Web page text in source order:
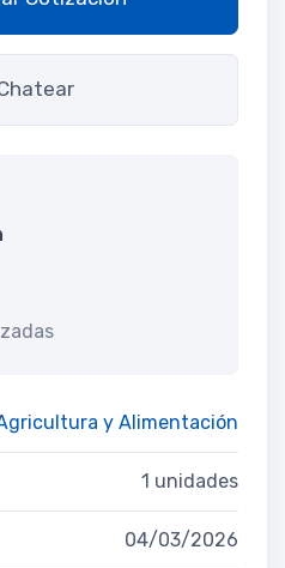
y Alimentación
1 unidades
04/03/2026